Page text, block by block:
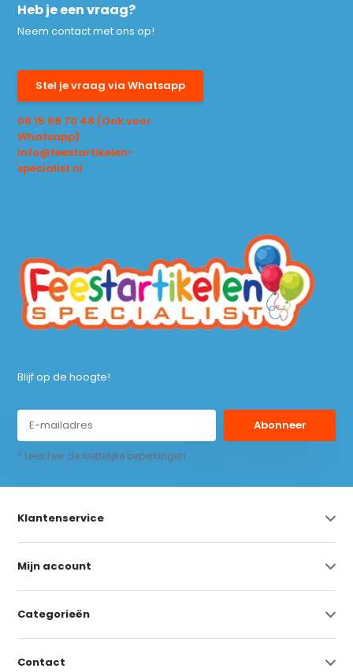
Heb je een vraag?
Neem contact met ons op!
Stel je vraag via Whatsapp
06 15 68 70 48 (Ook voor
Whatsapp)
info@feestartikelen-
specialist.nl
Blijf op de hoogte!
Abonneer
* Lees hier de wettelijke beperkingen
Klantenservice
Mijn account
Categorieën
Contact